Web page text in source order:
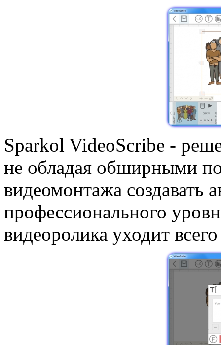
Sparkol VideoScribe -
не обладая обширными
видеомонтажа создавать
профессионального
видеоролика уходит